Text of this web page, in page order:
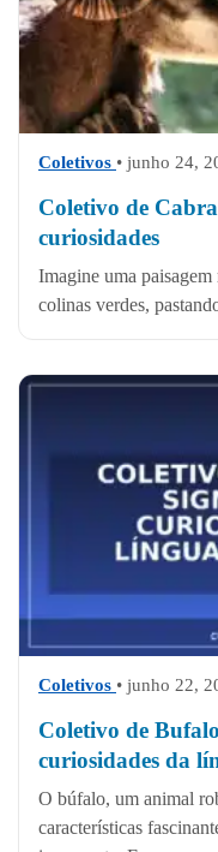
Coletivos • junho 24,
Coletivo de
curiosidades
Imagine uma paisagem
colinas verdes,
Coletivos • junho 22,
Coletivo de
curiosidades da
O búfalo, um animal
características